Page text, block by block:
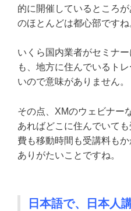
的に開催しているところ
のほとんどは都心部ですね
いくら国内業者がセミナ
も、地方に住んでいるト
いので意味がありません。
その点、XMのウェビナー
あればどこに住んでいて
費も移動時間も受講料も
ありがたいことですね。
日本語で、日本人